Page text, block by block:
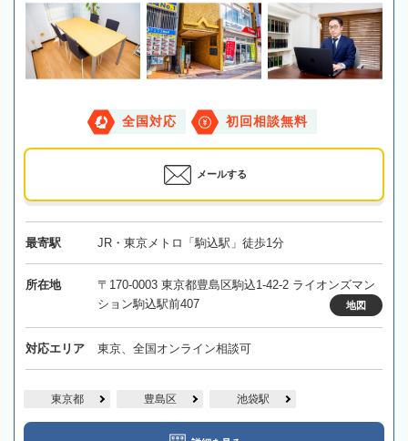
全国対応 初回相談無料
メールする
最寄駅 JR・東京メトロ「駒込駅」徒歩1分
所在地
〒170-0003 東京都豊島区駒込1-42-2 ライオンズマン
ション駒込駅前407
地図
対応エリア 東京、全国オンライン相談可
東京都 豊島区 池袋駅